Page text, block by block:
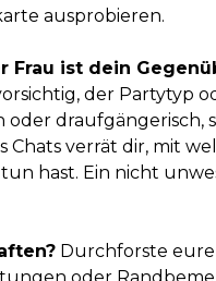
ausprobieren.
Frau ist dein
der Partytyp
draufgängerisch,
Chats verrät dir, mit
hast. Ein nicht
Durchforste
oder